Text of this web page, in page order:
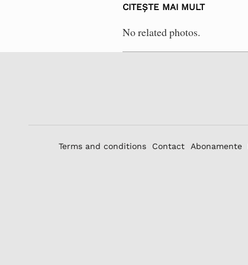
CITEȘTE MAI MULT
No related photos.
Terms and conditions Contact Abonamente